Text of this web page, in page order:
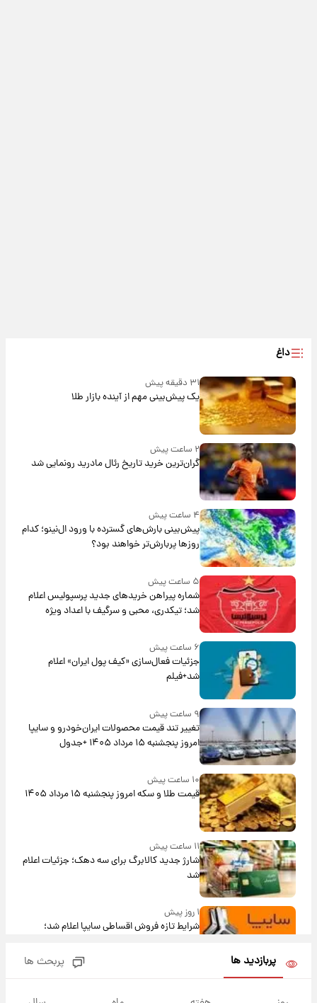
داغ
۳۱ دقیقه پیش
یک پیش‌بینی مهم از آینده بازار طلا
۲ ساعت پیش
گران‌ترین خرید تاریخ رئال مادرید رونمایی شد
۴ ساعت پیش
پیش‌بینی بارش‌های گسترده با ورود ال‌نینو؛ کدام
روزها پربارش‌تر خواهند بود؟
۵ ساعت پیش
شماره پیراهن خریدهای جدید پرسپولیس اعلام
شد؛ تیکدری، محبی و سرگیف با اعداد ویژه
۶ ساعت پیش
جزئیات فعال‌سازی «کیف پول ایران» اعلام
شد+فیلم
۹ ساعت پیش
تغییر تند قیمت محصولات ایران‌خودرو و سایپا
امروز پنجشنبه ۱۵ مرداد ۱۴۰۵ +جدول
۱۰ ساعت پیش
قیمت طلا و سکه امروز پنجشنبه ۱۵ مرداد ۱۴۰۵
۱۱ ساعت پیش
شارژ جدید کالابرگ برای سه دهک؛ جزئیات اعلام
شد
۱ روز پیش
شرایط تازه فروش اقساطی سایپا اعلام شد؛
پربازدید ها پربحث ها